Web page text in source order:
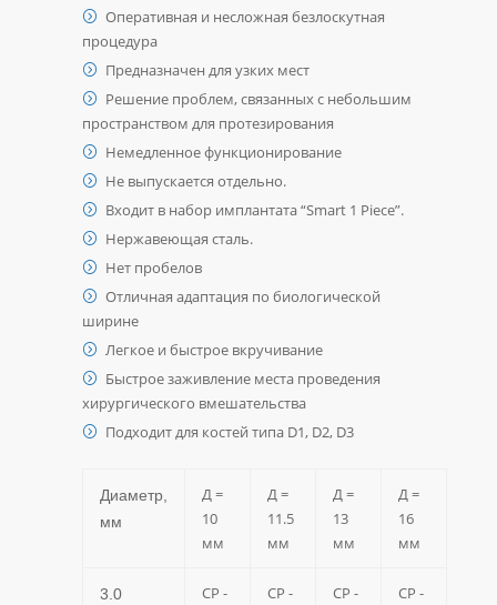
Оперативная и несложная безлоскутная
процедура
Предназначен для узких мест
Решение проблем, связанных с небольшим
пространством для протезирования
Немедленное функционирование
Не выпускается отдельно.
Входит в набор имплантата “Smart 1 Piece”.
Нержавеющая сталь.
Нет пробелов
Отличная адаптация по биологической
ширине
Легкое и быстрое вкручивание
Быстрое заживление места проведения
хирургического вмешательства
Подходит для костей типа D1, D2, D3
Диаметр,
мм
Д =
10
мм
Д =
11.5
мм
Д =
13
мм
Д =
16
мм
3.0
CP -
CP -
CP -
CP -